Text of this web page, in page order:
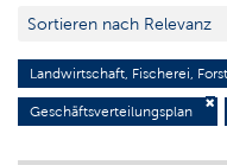
Landwirtschaft, Fischerei,
Geschäftsverteilungsplan